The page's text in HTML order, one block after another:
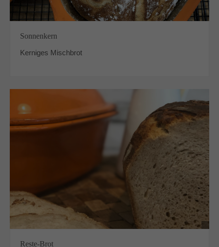
Sonnenkern
Kerniges Mischbrot
Reste-Brot